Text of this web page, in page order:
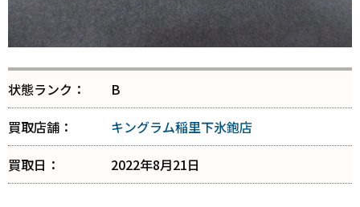
状態ランク：
B
買取店舗：
キングラム稲里下氷鉋店
買取日：
2022年8月21日